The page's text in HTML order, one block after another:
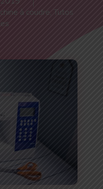
à coudre Tutos